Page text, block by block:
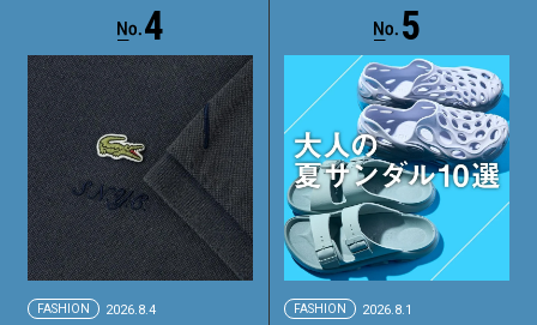
4
FASHION 2026.8.4
5
FASHION 2026.8.1